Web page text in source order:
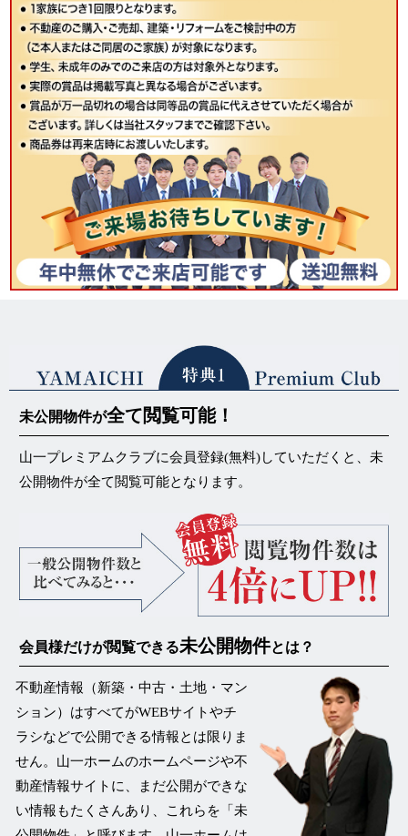
未公開物件が全て閲覧可能！
山一プレミアムクラブに会員登録(無料)していただくと、未
公開物件が全て閲覧可能となります。
会員様だけが閲覧できる未公開物件とは？
不動産情報（新築・中古・土地・マン
ション）はすべてがWEBサイトやチ
ラシなどで公開できる情報とは限りま
せん。山一ホームのホームページや不
動産情報サイトに、まだ公開ができな
い情報もたくさんあり、これらを 「未